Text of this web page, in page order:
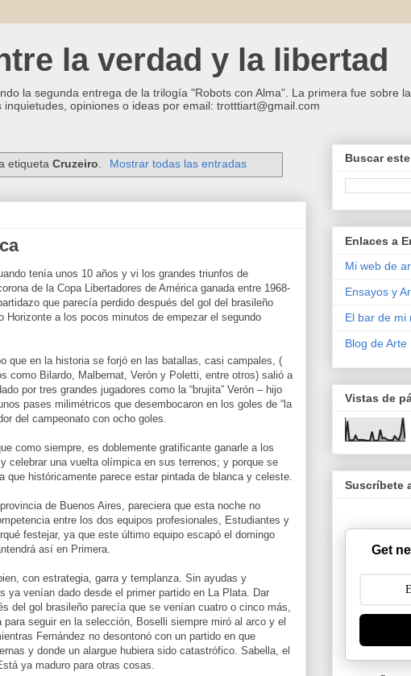
la verdad y la libertad
la segunda entrega de la trilogía "Robots con Alma". La primera fue sobre
opiniones o ideas por email: trotttiart@gmail.com
etiquetaCruzeiro. Mostrar todas las entradas
tenía unos 10 años y vi los grandes triunfos de
de la Copa Libertadores de América ganada entre 1968-
que parecía perdido después del gol del brasileño
Horizonte a los pocos minutos de empezar el segundo
que en la historia se forjó en las batallas, casi campales, (
como Bilardo, Malbernat, Verón y Poletti, entre otros) salió a
por tres grandes jugadores como la “brujita” Verón – hijo
pases milimétricos que desembocaron en los goles de “la
del campeonato con ocho goles.
como siempre, es doblemente gratificante ganarle a los
celebrar una vuelta olímpica en sus terrenos; y porque se
que históricamente parece estar pintada de blanca y celeste.
de Buenos Aires, pareciera que esta noche no
entre los dos equipos profesionales, Estudiantes y
festejar, ya que este último equipo escapó el domingo
así en Primera.
con estrategia, garra y templanza. Sin ayudas y
ya venían dado desde el primer partido en La Plata. Dar
del gol brasileño parecía que se venían cuatro o cinco más,
seguir en la selección, Boselli siempre miró al arco y el
Fernández no desontonó con un partido en que
y donde un alargue hubiera sido catastrófico. Sabella, el
ya maduro para otras cosas.
Buscar
Enlaces a
Mi web de
Ensayos y
El bar de mi
Blog de Arte
Vistas de
Suscríbete
Get